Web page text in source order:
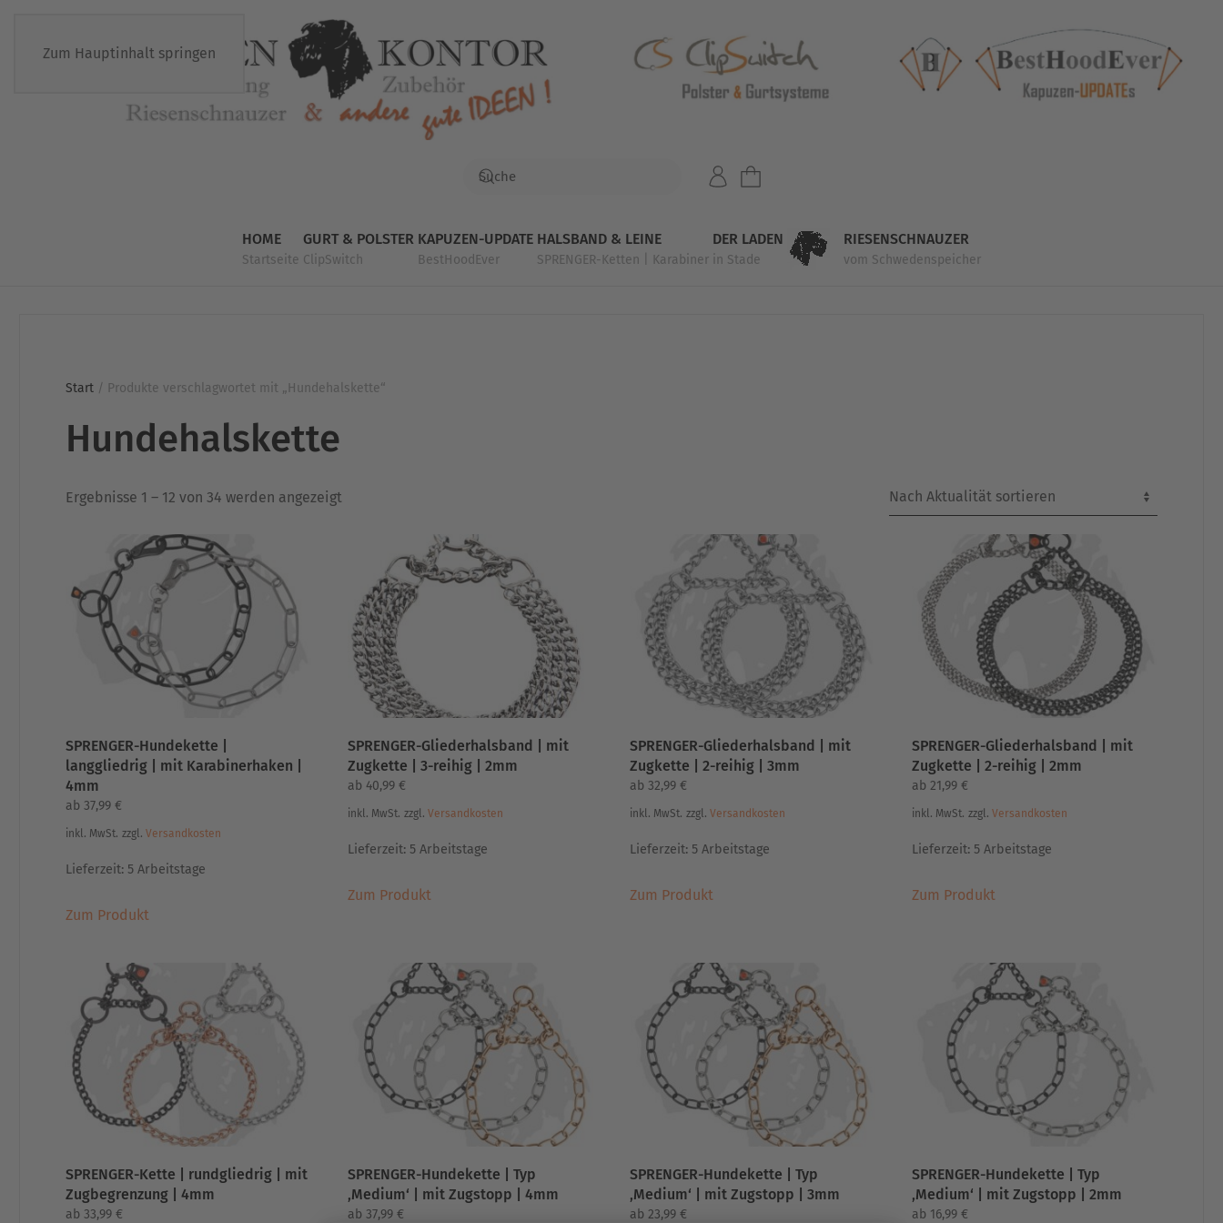
Zum Hauptinhalt springen
HOME
Startseite
GURT & POLSTER
ClipSwitch
KAPUZEN-UPDATE
BestHoodEver
HALSBAND & LEINE
SPRENGER-Ketten | Karabiner
DER LADEN
in Stade
RIESENSCHNAUZER
vom Schwedenspeicher
Start / Produkte verschlagwortet mit „Hundehalskette“
Hundehalskette
Ergebnisse 1 – 12 von 34 werden angezeigt
SPRENGER-Hundekette |
langgliedrig | mit Karabinerhaken |
4mm
ab 37,99 €
inkl. MwSt. zzgl. Versandkosten
Lieferzeit: 5 Arbeitstage
Zum ProduktProdukt
auf.
Die
Optionen
können
der
Produktseite
werden
SPRENGER-Gliederhalsband | mit
Zugkette | 3-reihig | 2mm
ab 40,99 €
inkl. MwSt. zzgl. Versandkosten
Lieferzeit: 5 Arbeitstage
Zum ProduktProdukt
Varianten
auf.
Die
Optionen
können
der
Produktseite
gewählt
SPRENGER-Gliederhalsband | mit
Zugkette | 2-reihig | 3mm
ab 32,99 €
inkl. MwSt. zzgl. Versandkosten
Lieferzeit: 5 Arbeitstage
Zum ProduktProdukt
Varianten
auf.
Die
Optionen
können
der
Produktseite
gewählt
SPRENGER-Gliederhalsband | mit
Zugkette | 2-reihig | 2mm
ab 21,99 €
inkl. MwSt. zzgl. Versandkosten
Lieferzeit: 5 Arbeitstage
Zum ProduktProdukt
Varianten
auf.
Optionen
können
auf
der
Produktseite
gewählt
SPRENGER-Kette | rundgliedrig | mit
Zugbegrenzung | 4mm
ab 33,99 €
SPRENGER-Hundekette | Typ
‚Medium‘ | mit Zugstopp | 4mm
ab 37,99 €
SPRENGER-Hundekette | Typ
‚Medium‘ | mit Zugstopp | 3mm
ab 23,99 €
SPRENGER-Hundekette | Typ
‚Medium‘ | mit Zugstopp | 2mm
ab 16,99 €